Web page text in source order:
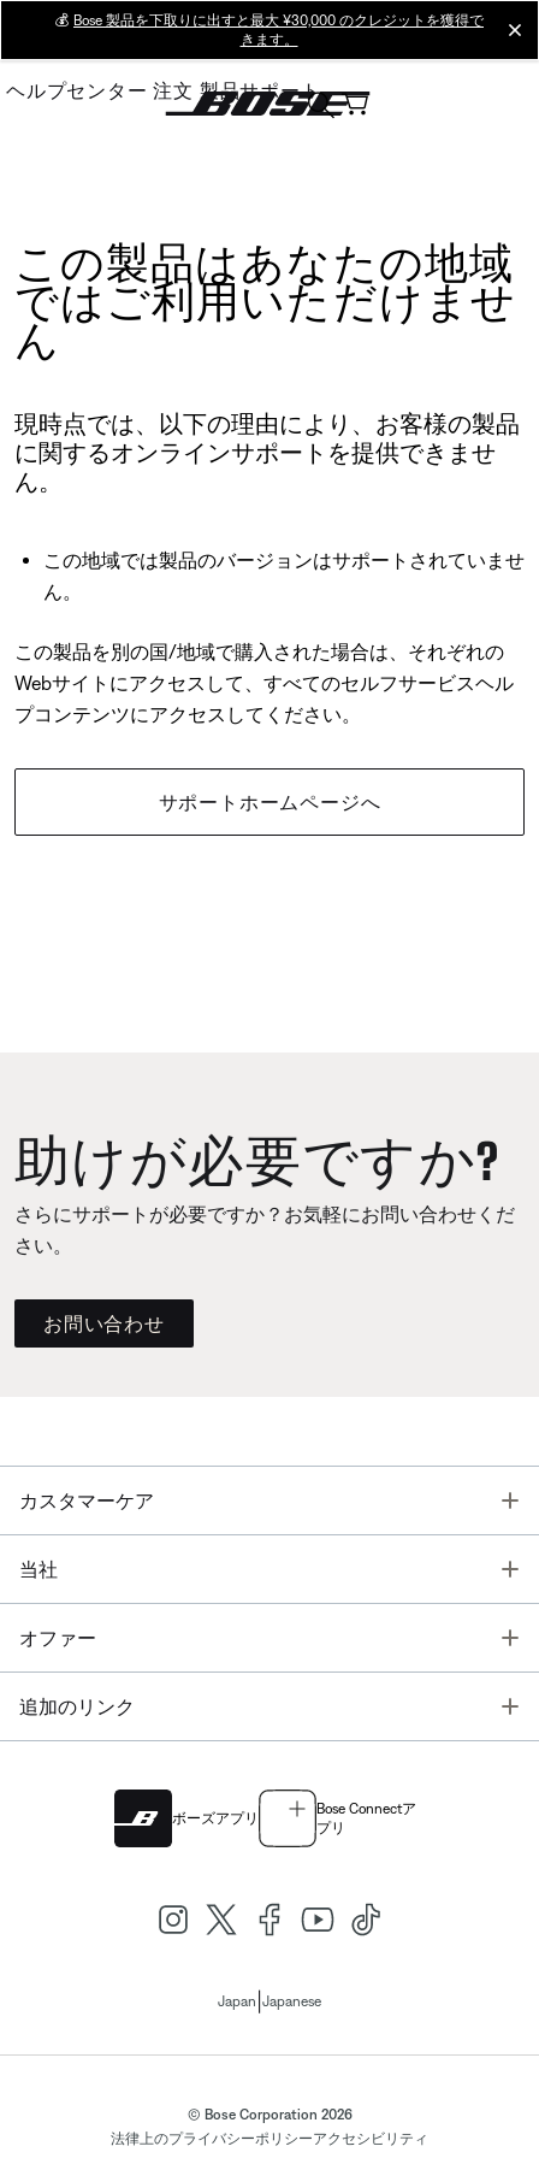
Main
💰 Bose 製品を下取りに出すと最大 ¥30,000 のクレジットを獲得で
きます。
ヘルプセンター 注文 製品サポート
この製品はあなたの地域
ではご利用いただけませ
ん
現時点では、以下の理由により、お客様の製品
に関するオンラインサポートを提供できませ
ん。
この地域では製品のバージョンはサポートされていませ
ん。
この製品を別の国/地域で購入された場合は、それぞれの
Webサイトにアクセスして、すべてのセルフサービスヘル
プコンテンツにアクセスしてください。
サポートホームページへ
助けが必要ですか?
さらにサポートが必要ですか？お気軽にお問い合わせくだ
さい。
お問い合わせ
カスタマーケア
当社
オファー
追加のリンク
ボーズアプリ
Bose Connectア
プリ
Japan Japanese
© Bose Corporation 2026
法律上のプライバシーポリシーアクセシビリティ